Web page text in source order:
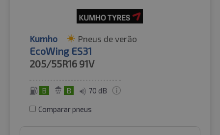
Kumho Pneus de verão
EcoWing ES31
205/55R16 91V
B B 70 dB
Comparar pneus